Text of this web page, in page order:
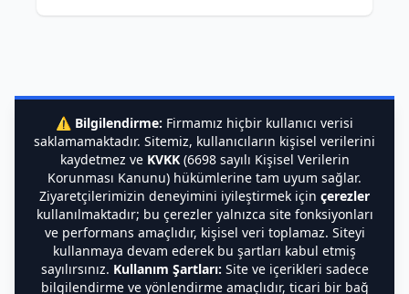
⚠️ Bilgilendirme: Firmamız hiçbir kullanıcı verisi
saklamamaktadır. Sitemiz, kullanıcıların kişisel verilerini
kaydetmez ve KVKK(6698 sayılı Kişisel Verilerin
Korunması Kanunu) hükümlerine tam uyum sağlar.
Ziyaretçilerimizin deneyimini iyileştirmek için çerezler
kullanılmaktadır; bu çerezler yalnızca site fonksiyonları
ve performans amaçlıdır, kişisel veri toplamaz. Siteyi
kullanmaya devam ederek bu şartları kabul etmiş
sayılırsınız. Kullanım Şartları: Site ve içerikleri sadece
bilgilendirme ve yönlendirme amaçlıdır, ticari bir bağ